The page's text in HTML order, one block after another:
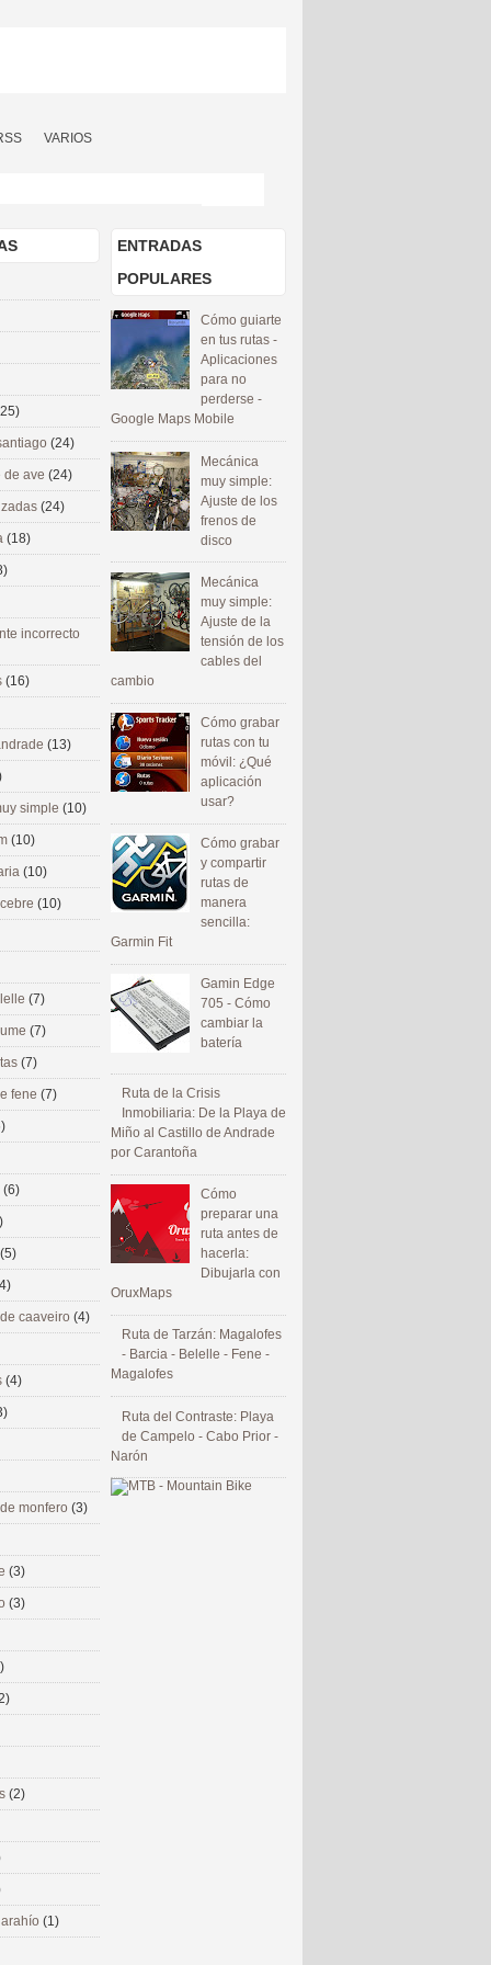
VARIOS
ENTRADAS
POPULARES
Cómo guiarte
en tus rutas -
Aplicaciones
para no
perderse -
Google Maps Mobile
Mecánica
muy simple:
Ajuste de los
frenos de
disco
Mecánica
muy simple:
Ajuste de la
tensión de los
cables del
cambio
Cómo grabar
rutas con tu
móvil: ¿Qué
aplicación
usar?
Cómo grabar
y compartir
rutas de
manera
sencilla:
Garmin Fit
Gamin Edge
705 - Cómo
cambiar la
batería
Ruta de la Crisis
Inmobiliaria: De la Playa de
Miño al Castillo de Andrade
por Carantoña
Cómo
preparar una
ruta antes de
hacerla:
Dibujarla con
OruxMaps
Ruta de Tarzán: Magalofes
- Barcia - Belelle - Fene -
Magalofes
Ruta del Contraste: Playa
de Campelo - Cabo Prior -
Narón
(24)
de ave (24)
(24)
(18)
incorrecto
(16)
(13)
simple (10)
(10)
(10)
(10)
(7)
(7)
(7)
fene (7)
(6)
(5)
caaveiro (4)
(4)
monfero (3)
(3)
(3)
(2)
(1)